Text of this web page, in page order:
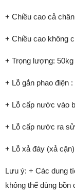
+ Chiều cao cả
+ Chiều cao không
+ Trọng lượng: 50kg
+ Lỗ gắn phao điện :
+ Lỗ cấp nước vào
+ Lỗ cấp nước ra
+ Lỗ xả đáy (xả
Lưu ý: + Các dung
không thể dùng